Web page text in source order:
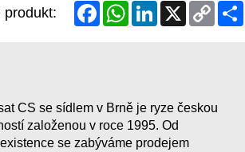
produkt: FacebookWhatsAppLinkedInX
Copy
Link
CS se sídlem v Brně je ryze českou
založenou v roce 1995. Od
se zabýváme prodejem